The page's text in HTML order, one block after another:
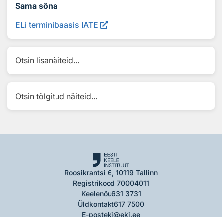
Sama sõna
ELi terminibaasis IATE
Otsin lisanäiteid...
Otsin tõlgitud näiteid...
Roosikrantsi 6, 10119 Tallinn
Registrikood 70004011
Keelenõu631 3731
Üldkontakt617 7500
E-posteki@eki.ee